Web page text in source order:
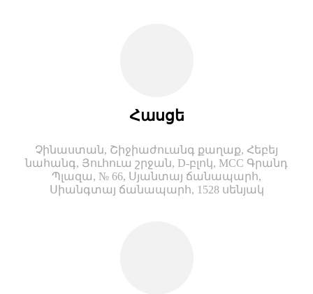
Հասցե
Չինաստան, Շիջիաժուանգ քաղաք, Հեբեյ
նահանգ, Յուհուա շրջան, D-բլոկ, MCC Գրանդ
Պլազա, № 66, Սյանտայ ճանապարհ,
Սիանգտայ ճանապարհ, 1528 սենյակ